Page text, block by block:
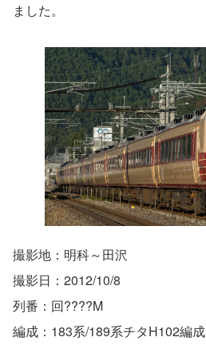
ました。
撮影地：明科～田沢
撮影日：2012/10/8
列番：回????M
編成：183系/189系チタH102編成